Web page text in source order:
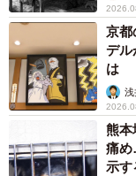
1枚の手ぬぐいの
う。179の銘柄が
柄を変えて続いて
った岡山県の酒蔵
「アピールは下
も面白い。おけ売
京都
デ
は
浅
熊本
痛
示す